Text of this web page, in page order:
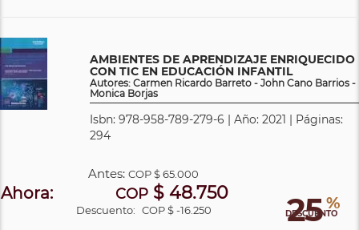
AMBIENTES DE APRENDIZAJE ENRIQUECIDO
CON TIC EN EDUCACIÓN INFANTIL
Autores: Carmen Ricardo Barreto - John Cano Barrios -
Monica Borjas
Isbn: 978-958-789-279-6 | Año: 2021 | Páginas:
294
25 %
DESCUENTO
Antes:COP$ 65.000
Ahora: COP$ 48.750
Descuento: COP $ -16.250